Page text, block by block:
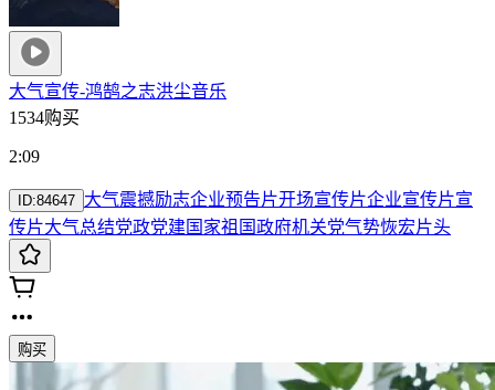
大气宣传-鸿鹄之志洪尘音乐
1534购买
2:09
ID:84647 大气震撼励志企业预告片开场宣传片企业宣传片宣
传片大气总结党政党建国家祖国政府机关党气势恢宏片头
购买